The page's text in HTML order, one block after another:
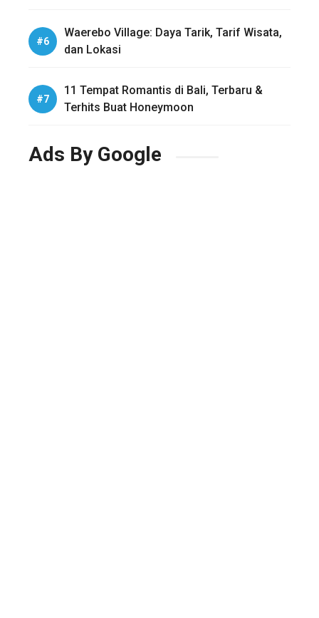
Waerebo Village: Daya Tarik, Tarif Wisata,
dan Lokasi
11 Tempat Romantis di Bali, Terbaru &
Terhits Buat Honeymoon
Ads By Google